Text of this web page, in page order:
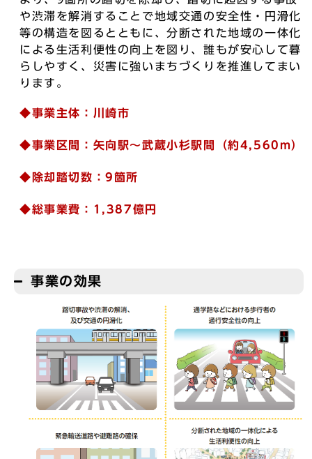
や渋滞を解消することで地域交通の安全性・円滑化
等の構造を図るとともに、分断された地域の一体化
による生活利便性の向上を図り、誰もが安心して暮
らしやすく、災害に強いまちづくりを推進してまい
ります。
◆事業主体：川崎市
◆事業区間：矢向駅～武蔵小杉駅間（約4,560m）
◆除却踏切数：9箇所
◆総事業費：1,387億円
事業の効果